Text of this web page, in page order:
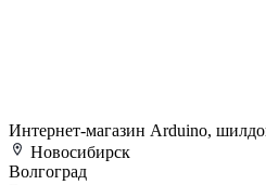
Интернет-магазин Arduino,
Новосибирск
Волгоград